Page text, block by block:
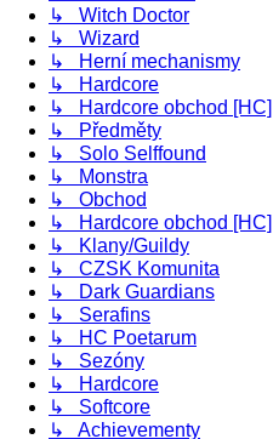
↳ Witch Doctor
↳ Wizard
↳ Herní mechanismy
↳ Hardcore
↳ Hardcore obchod [HC]
↳ Předměty
↳ Solo Selffound
↳ Monstra
↳ Obchod
↳ Hardcore obchod [HC]
↳ Klany/Guildy
↳ CZSK Komunita
↳ Dark Guardians
↳ Serafins
↳ HC Poetarum
↳ Sezóny
↳ Hardcore
↳ Softcore
↳ Achievementy